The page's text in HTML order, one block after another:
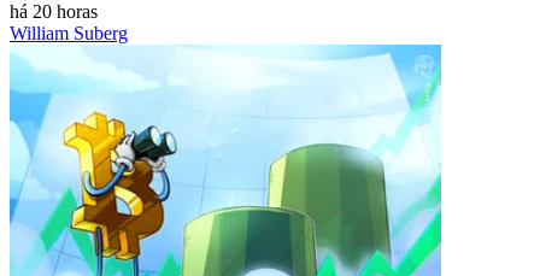
há 20 horas
William Suberg